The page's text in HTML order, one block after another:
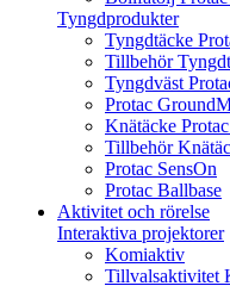
Tyngdprodukter
Tyngdtäcke
Tillbehör
Tyngdväst
Protac
Knätäcke
Tillbehör
Protac SensOn
Protac Ballbase
Aktivitet och rörelse
Interaktiva projektorer
Komiaktiv
Tillvalsaktivitet